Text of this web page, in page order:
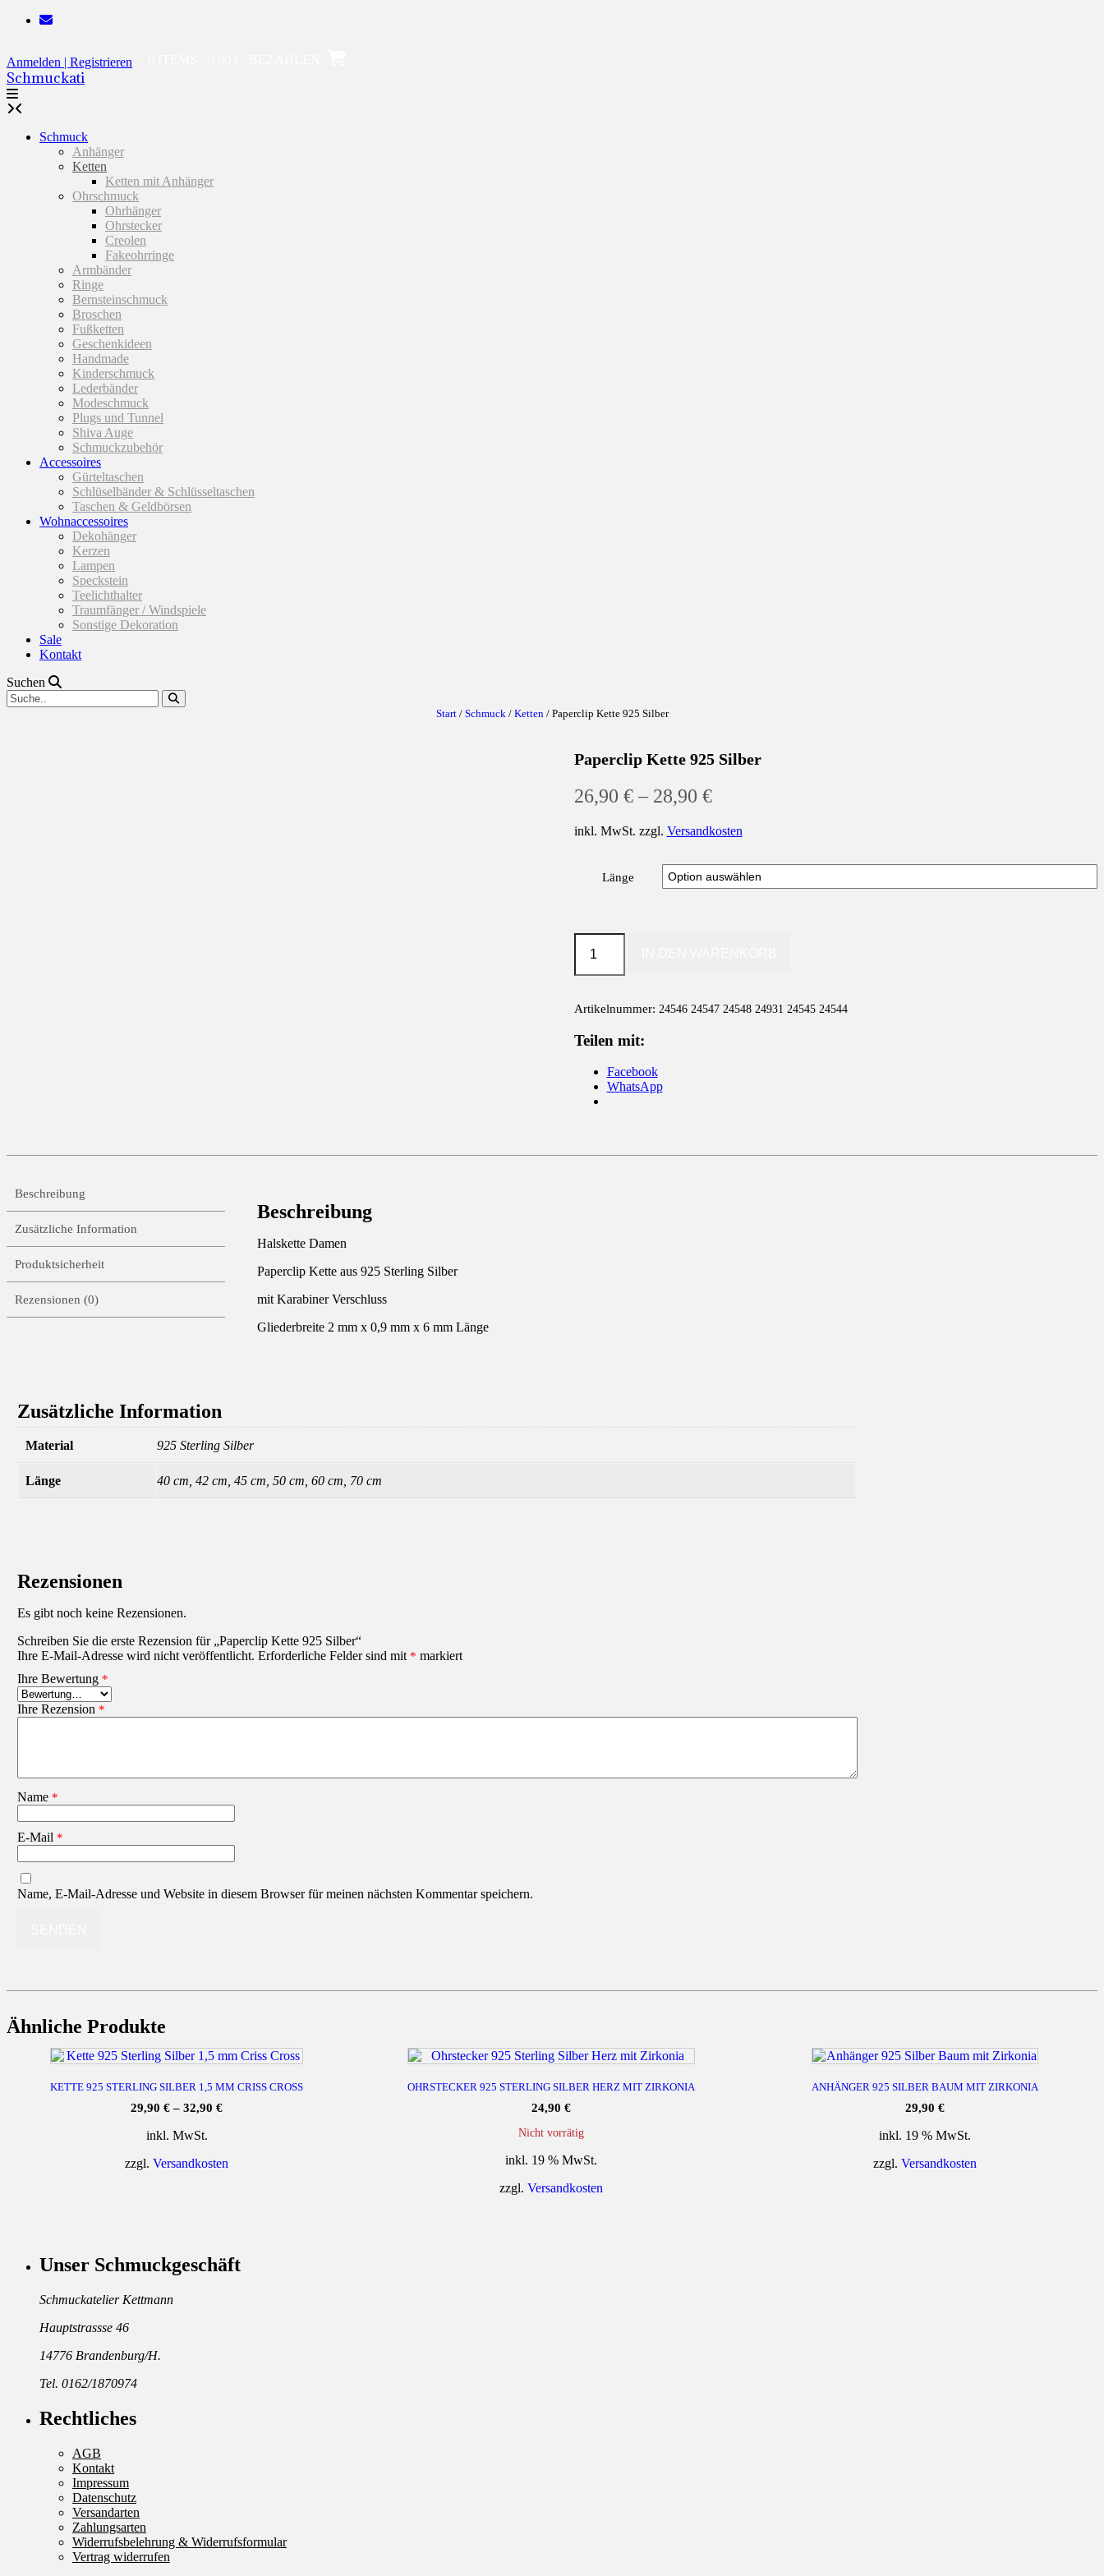
Zum
Anmelden | Registrieren
Schmuckati
Schmuck
Anhänger
Ketten
Ketten mit Anhänger
Ohrschmuck
Ohrhänger
Ohrstecker
Creolen
Fakeohrringe
Armbänder
Ringe
Bernsteinschmuck
Broschen
Fußketten
Geschenkideen
Handmade
Kinderschmuck
Lederbänder
Modeschmuck
Plugs und Tunnel
Shiva Auge
Schmuckzubehör
Accessoires
Gürteltaschen
Schlüselbänder & Schlüsseltaschen
Taschen & Geldbörsen
Wohnaccessoires
Dekohänger
Kerzen
Lampen
Speckstein
Teelichthalter
Traumfänger / Windspiele
Sonstige Dekoration
Sale
Kontakt
Suchen
Start/ Schmuck/ Ketten/ Paperclip Kette 925 Silber
Paperclip Kette 925 Silber
26,90 €– 28,90 €
inkl. MwSt. zzgl. Versandkosten
Länge
Paperclip
Kette
Silber
Artikelnummer: 24546 24547 24548 24931 24545 24544
Teilen mit:
Facebook
WhatsApp
Beschreibung
Zusätzliche Information
Produktsicherheit
Rezensionen (0)
Beschreibung
Halskette Damen
Paperclip Kette aus 925 Sterling Silber
mit Karabiner Verschluss
Gliederbreite 2 mm x 0,9 mm x 6 mm Länge
Zusätzliche Information
Material 925 Sterling Silber
Länge 40 cm, 42 cm, 45 cm, 50 cm, 60 cm, 70 cm
Rezensionen
Es gibt noch keine Rezensionen.
Schreiben Sie die erste Rezension für „Paperclip Kette 925 Silber“
Ihre E-Mail-Adresse wird nicht veröffentlicht. Erforderliche Felder sind mit * markiert
Ihre Bewertung *
Ihre Rezension *
Name *
E-Mail *
Name, E-Mail-Adresse und Website in diesem Browser für meinen nächsten Kommentar speichern.
Ähnliche Produkte
KETTE 925 STERLING SILBER 1,5 MM CRISS CROSS
29,90€–32,90€
inkl. MwSt.
zzgl.Versandkosten
OHRSTECKER 925 STERLING SILBER HERZ MIT ZIRKONIA
24,90 €
Nicht vorrätig
inkl. 19 % MwSt.
zzgl. Versandkosten
ANHÄNGER 925 SILBER BAUM MIT ZIRKONIA
29,90€
inkl. 19 % MwSt.
zzgl.Versandkosten
Unser Schmuckgeschäft
Schmuckatelier Kettmann
Hauptstrassse 46
14776 Brandenburg/H.
Tel. 0162/1870974
Rechtliches
AGB
Kontakt
Impressum
Datenschutz
Versandarten
Zahlungsarten
Widerrufsbelehrung & Widerrufsformular
Vertrag widerrufen